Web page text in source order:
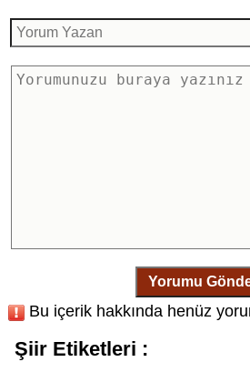
Yorumu
Bu içerik hakkında henüz
Şiir Etiketleri :